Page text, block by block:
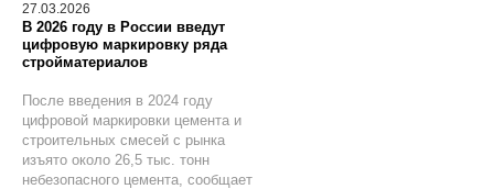
27.03.2026
В 2026 году в России введут
цифровую маркировку ряда
стройматериалов
После введения в 2024 году
цифровой маркировки цемента и
строительных смесей с рынка
изъято около 26,5 тыс. тонн
небезопасного цемента, сообщает